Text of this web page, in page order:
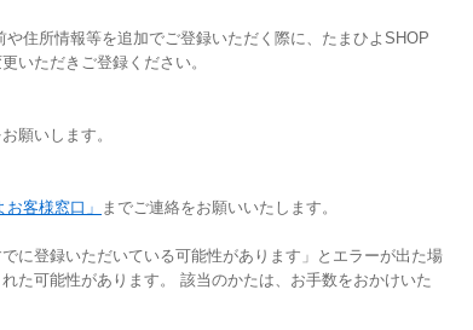
住所情報等を追加でご登録いただく際に、たまひよSHOP
いただきご登録ください。
願いします。
お客様窓口」 までご連絡をお願いいたします。
に登録いただいている可能性があります」とエラーが出た場
た可能性があります。 該当のかたは、お手数をおかけいた